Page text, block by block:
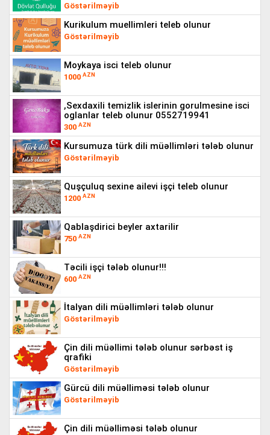
Göstərilməyib
kurikulum muellimleri teleb olunur
Göstərilməyib
moykaya isci teleb olunur
1000 AZN
,sexdaxili temizlik islerinin gorulmesine isci
oglanlar teleb olunur 0552719941
300 AZN
kursumuza türk dili müəllimləri tələb olunur
Göstərilməyib
quşçuluq sexine ailevi işçi teleb olunur
1200 AZN
qablaşdirici beyler axtarilir
750 AZN
təcili işçi tələb olunur!!!
600 AZN
i̇talyan dili müəllimləri tələb olunur
Göstərilməyib
çin dili müəllimi tələb olunur sərbəst iş
qrafiki
Göstərilməyib
gürcü dili müəlliməsi tələb olunur
Göstərilməyib
çin dili müəlliməsi tələb olunur